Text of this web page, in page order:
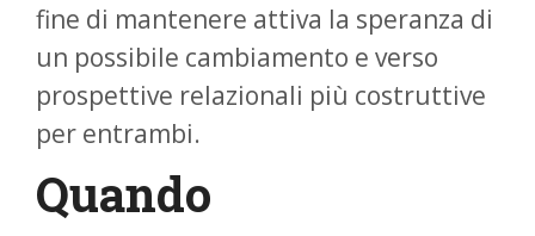
fine di mantenere attiva la speranza di
un possibile cambiamento e verso
prospettive relazionali più costruttive
per entrambi.
Quando